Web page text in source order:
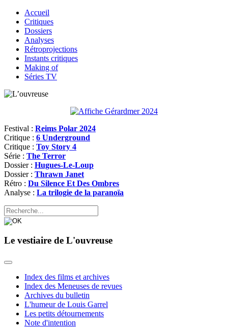
Accueil
Critiques
Dossiers
Analyses
Rétroprojections
Instants critiques
Making of
Séries TV
Festival : Reims Polar 2024
Critique : 6 Underground
Critique : Toy Story 4
Série : The Terror
Dossier : Hugues-Le-Loup
Dossier : Thrawn Janet
Rétro : Du Silence Et Des Ombres
Analyse : La trilogie de la paranoïa
Le vestiaire de L'ouvreuse
Index des films et archives
Index des Meneuses de revues
Archives du bulletin
L'humeur de Louis Garrel
Les petits détournements
Note d'intention